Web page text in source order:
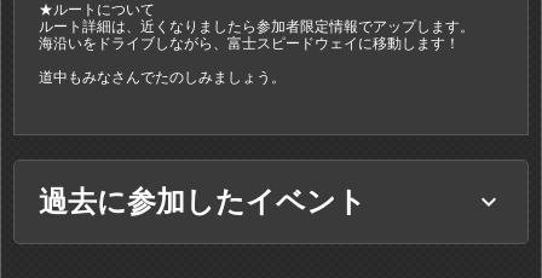
★ルートについて
ルート詳細は、近くなりましたら参加者限定情報でアップします。
海沿いをドライブしながら、富士スピードウェイに移動します！
道中もみなさんでたのしみましょう。
過去に参加したイベント keyboard_arrow_down